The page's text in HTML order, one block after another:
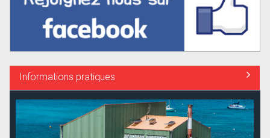
Informations pratiques